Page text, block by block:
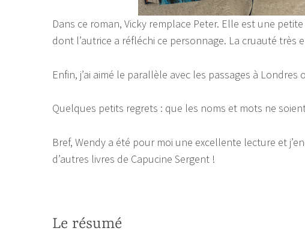
Dans ce roman, Vicky remplace Peter. Elle est une
dont l’autrice a réfléchi ce personnage. La cruauté
Enfin, j’ai aimé le parallèle avec les passages à
Quelques petits regrets : que les noms et mots ne
Bref, Wendy a été pour moi une excellente lecture et
d’autres livres de Capucine Sergent !
Le résumé